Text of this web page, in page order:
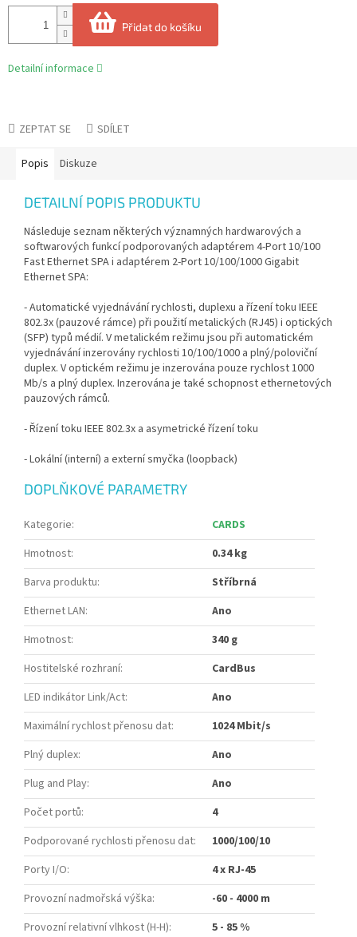
Přidat do košíku
Detailní informace
ZEPTAT SE SDÍLET
Popis Diskuze
DETAILNÍ POPIS PRODUKTU
Následuje seznam některých významných hardwarových a
softwarových funkcí podporovaných adaptérem 4-Port 10/100
Fast Ethernet SPA i adaptérem 2-Port 10/100/1000 Gigabit
Ethernet SPA:
- Automatické vyjednávání rychlosti, duplexu a řízení toku IEEE
802.3x (pauzové rámce) při použití metalických (RJ45) i optických
(SFP) typů médií. V metalickém režimu jsou při automatickém
vyjednávání inzerovány rychlosti 10/100/1000 a plný/poloviční
duplex. V optickém režimu je inzerována pouze rychlost 1000
Mb/s a plný duplex. Inzerována je také schopnost ethernetových
pauzových rámců.
- Řízení toku IEEE 802.3x a asymetrické řízení toku
- Lokální (interní) a externí smyčka (loopback)
DOPLŇKOVÉ PARAMETRY
Kategorie:
CARDS
Hmotnost:
0.34 kg
Barva produktu:
Stříbrná
Ethernet LAN:
Ano
Hmotnost:
340 g
Hostitelské rozhraní:
CardBus
LED indikátor Link/Act:
Ano
Maximální rychlost přenosu dat:
1024 Mbit/s
Plný duplex:
Ano
Plug and Play:
Ano
Počet portů:
4
Podporované rychlosti přenosu dat:
1000/100/10
Porty I/O:
4 x RJ-45
Provozní nadmořská výška:
-60 - 4000 m
Provozní relativní vlhkost (H-H):
5 - 85 %